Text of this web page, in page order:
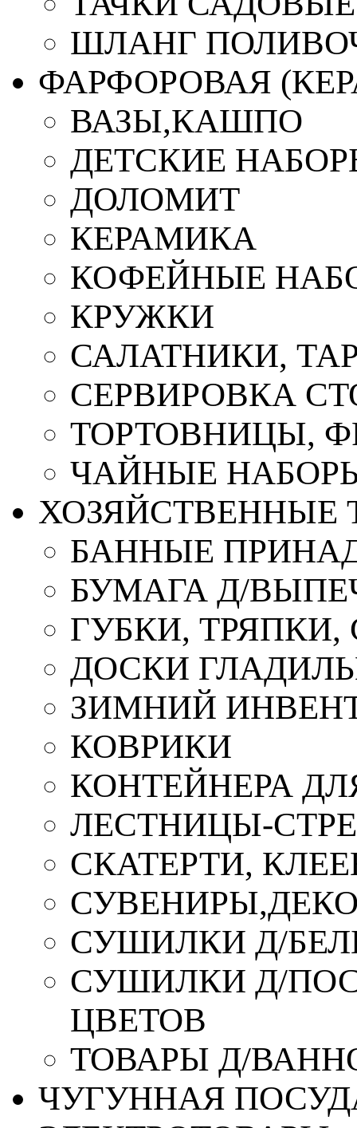
ШЛАНГ
ФАРФОРОВАЯ
ВАЗЫ,КАШПО
ДЕТСКИЕ
ДОЛОМИТ
КЕРАМИКА
КОФЕЙНЫЕ
КРУЖКИ
САЛАТНИКИ,
СЕРВИРОВКА
ТОРТОВНИЦЫ,
ЧАЙНЫЕ
ХОЗЯЙСТВЕННЫЕ
БАННЫЕ
БУМАГА Д/
ГУБКИ,
ДОСКИ
ЗИМНИЙ
КОВРИКИ
КОНТЕЙНЕРА
ЛЕСТНИЦЫ-
СКАТЕРТИ,
СУШИЛКИ Д/
СУШИЛКИ Д/
ЦВЕТОВ
ТОВАРЫ Д/
ЧУГУННАЯ